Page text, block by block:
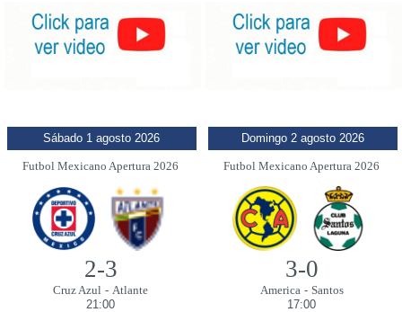
Sábado 1 agosto 2026
Futbol Mexicano Apertura 2026
2-3
Cruz Azul - Atlante
21:00
Domingo 2 agosto 2026
Futbol Mexicano Apertura 2026
3-0
America - Santos
17:00